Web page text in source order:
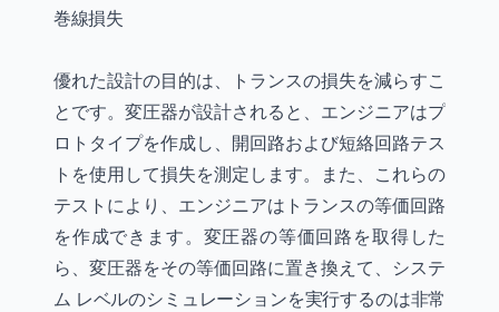
巻線損失
優れた設計の目的は、トランスの損失を減らすこ
とです。変圧器が設計されると、エンジニアはプ
ロトタイプを作成し、開回路および短絡回路テス
トを使用して損失を測定します。また、これらの
テストにより、エンジニアはトランスの等価回路
を作成できます。変圧器の等価回路を取得した
ら、変圧器をその等価回路に置き換えて、システ
ム レベルのシミュレーションを実行するのは非常